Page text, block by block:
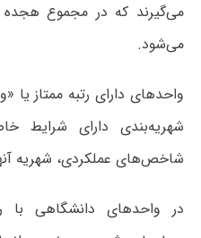
می‌گیرند که در مجموع هجده
می‌شود.
واحدهای دارای رتبه ممتاز یا
شهریه‌بندی دارای شرایط
شاخص‌های عملکردی، شهریه
در واحدهای دانشگاهی با